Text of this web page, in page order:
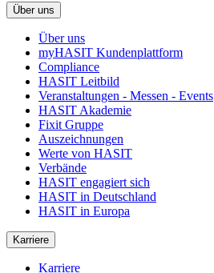
Über uns
Über uns
myHASIT Kundenplattform
Compliance
HASIT Leitbild
Veranstaltungen - Messen - Events
HASIT Akademie
Fixit Gruppe
Auszeichnungen
Werte von HASIT
Verbände
HASIT engagiert sich
HASIT in Deutschland
HASIT in Europa
Karriere
Karriere